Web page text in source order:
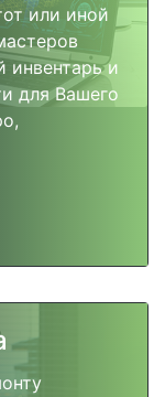
или иной
инвентарь и
для Вашего